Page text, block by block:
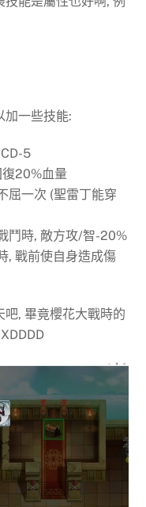
加一些技能:
5
復20%血量
屈一次 (聖雷丁能穿
鬥時, 敵方攻/智-20%
, 戰前使自身造成傷
, 畢竟櫻花大戰時的